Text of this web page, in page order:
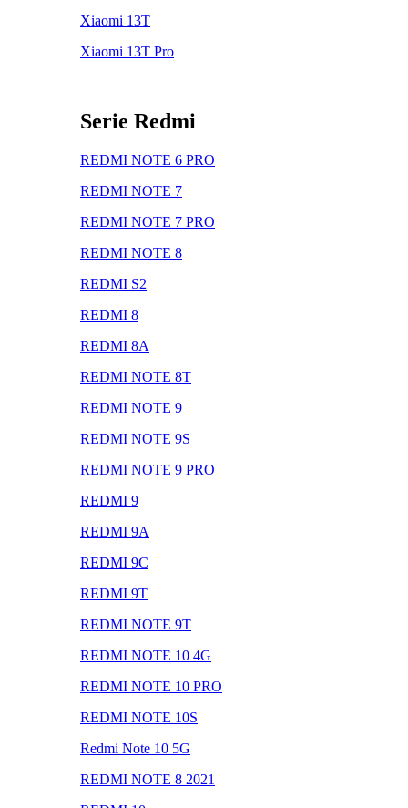
Xiaomi 13T
Xiaomi 13T Pro
Serie Redmi
REDMI NOTE 6 PRO
REDMI NOTE 7
REDMI NOTE 7 PRO
REDMI NOTE 8
REDMI S2
REDMI 8
REDMI 8A
REDMI NOTE 8T
REDMI NOTE 9
REDMI NOTE 9S
REDMI NOTE 9 PRO
REDMI 9
REDMI 9A
REDMI 9C
REDMI 9T
REDMI NOTE 9T
REDMI NOTE 10 4G
REDMI NOTE 10 PRO
REDMI NOTE 10S
Redmi Note 10 5G
REDMI NOTE 8 2021